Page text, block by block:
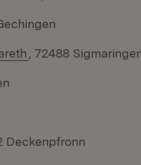
neuem Fenster)
(Öffnet in neuem
, 72488
in neuem Fenster)
Deckenpfronn